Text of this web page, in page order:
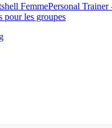
FemmePersonal Trainer
pour les groupes